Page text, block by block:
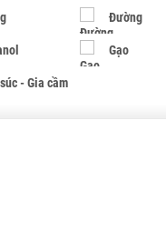
Đường
Gạo
- Gia cầm